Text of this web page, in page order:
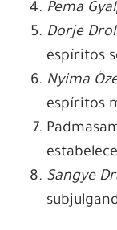
Pema
Dorje
espíritos
Nyima
espíritos
Sangye